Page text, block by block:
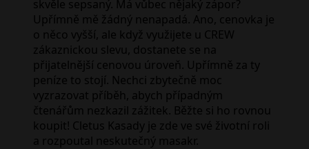
skvěle sepsaný. Má vůbec nějaký zápor?
Upřímně mě žádný nenapadá. Ano, cenovka je
o něco vyšší, ale když využijete u CREW
zákaznickou slevu, dostanete se na
přijatelnější cenovou úroveň. Upřímně za ty
peníze to stojí. Nechci zbytečně moc
vyzrazovat příběh, abych případným
čtenářům nezkazil zážitek. Běžte si ho rovnou
koupit! Cletus Kasady je zde ve své životní roli
a rozpoutal neskutečný masakr.